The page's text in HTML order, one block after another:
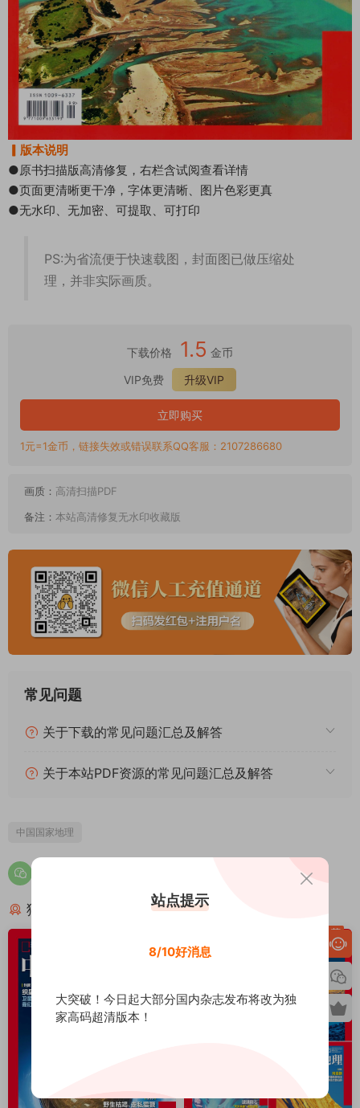
▎版本说明
●原书扫描版高清修复，右栏含试阅查看详情
●页面更清晰更干净，字体更清晰、图片色彩更真
●无水印、无加密、可提取、可打印
PS:为省流便于快速载图，封面图已做压缩处
理，并非实际画质。
下载价格 1.5 金币
VIP免费
升级VIP
立即购买
1元=1金币，链接失效或错误联系QQ客服：2107286680
画质： 高清扫描PDF
备注： 本站高清修复无水印收藏版
常见问题
关于下载的常见问题汇总及解答
关于本站PDF资源的常见问题汇总及解答
中国国家地理
猜你喜欢
荐
站点提示
8/10好消息
大突破！今日起大部分国内杂志发布将改为独
家高码超清版本！